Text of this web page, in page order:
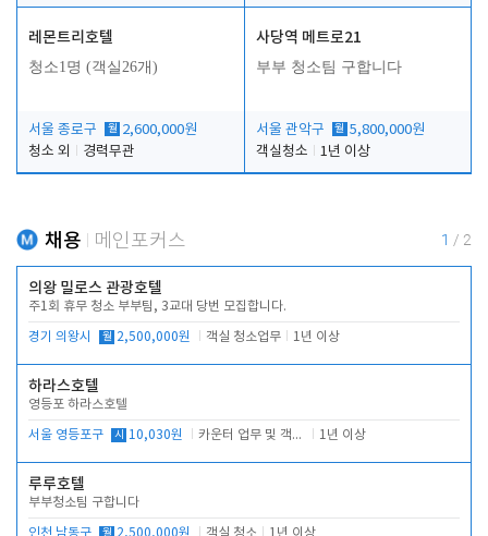
레몬트리호텔
청소1명 (객실26개)
서울 종로구 월 2,600,000원
청소 외
경력무관
사당역 메트로21
부부 청소팀 구합니다
서울 관악구 월 5,800,000원
객실청소
1년 이상
채용 메인포커스 1 / 2
의왕 밀로스 관광호텔
주1회 휴무 청소 부부팀, 3교대 당번 모집합니다.
경기 의왕시 월 2,500,000원 객실 청소업무 1년 이상
하라스호텔
영등포 하라스호텔
서울 영등포구 시 10,030원 카운터 업무 및 객실관리(청소상태 확인, 객실판매) 1년 이상
루루호텔
부부청소팀 구합니다
월